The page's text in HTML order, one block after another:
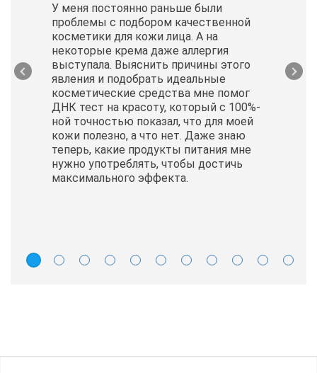
У меня постоянно раньше были
проблемы с подбором качественной
косметики для кожи лица. А на
некоторые крема даже аллергия
выступала. Выяснить причины этого
явления и подобрать идеальные
косметические средства мне помог
ДНК тест на красоту, который с 100%-
ной точностью показал, что для моей
кожи полезно, а что нет. Даже знаю
теперь, какие продукты питания мне
нужно употреблять, чтобы достичь
максимального эффекта.